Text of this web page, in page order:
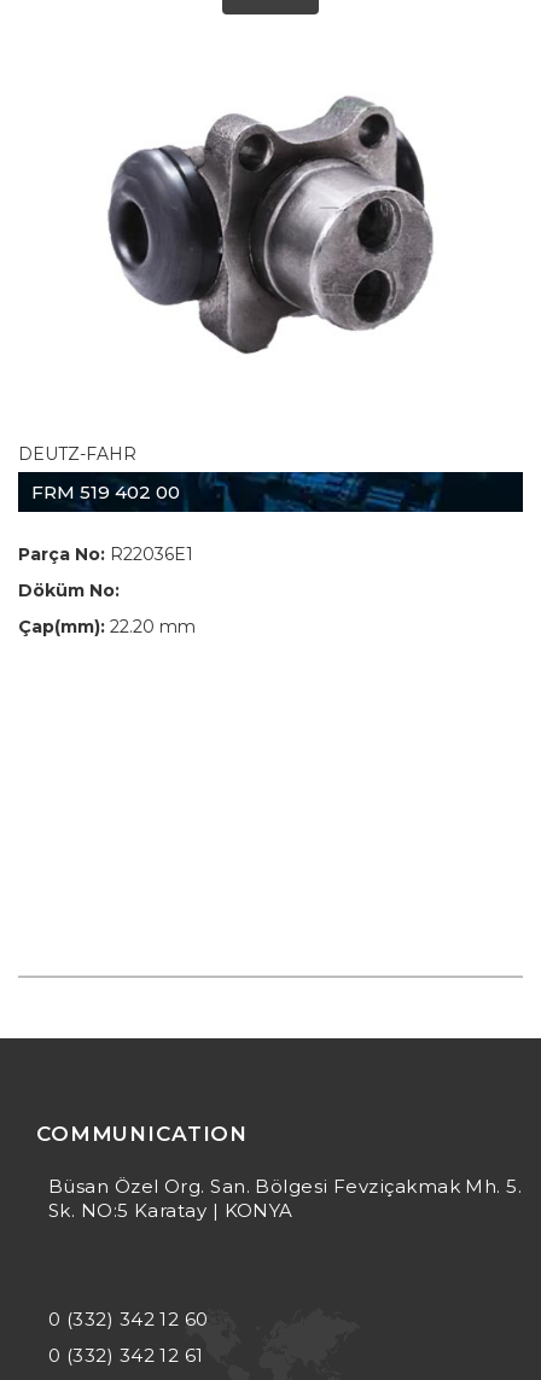
DEUTZ-FAHR
FRM 519 402 00
Parça No: R22036E1
Döküm No:
Çap(mm): 22.20 mm
COMMUNICATION
Büsan Özel Org. San. Bölgesi Fevziçakmak Mh. 5.
Sk. NO:5 Karatay | KONYA
0 (332) 342 12 60
0 (332) 342 12 61